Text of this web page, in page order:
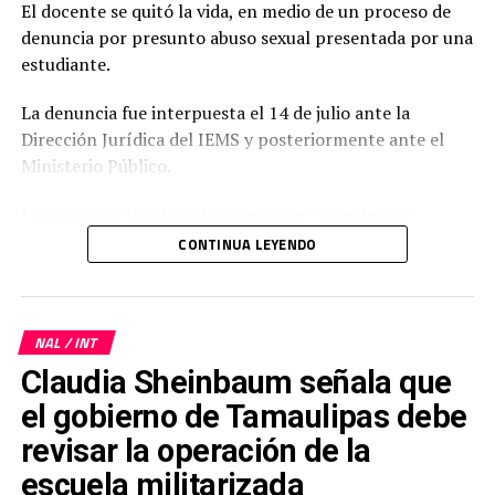
El docente se quitó la vida, en medio de un proceso de
denuncia por presunto abuso sexual presentada por una
estudiante.
La denuncia fue interpuesta el 14 de julio ante la
Dirección Jurídica del IEMS y posteriormente ante el
Ministerio Público.
indebidos en varias ocasiones durante actividades
escolares, lo que habría provocado una crisis de
ansiedad en la joven.
Horas antes de su muerte, Jasso Cruz difundió un video
de aproximadamente tres minutos y medio en redes
sociales, en el que rechazó categóricamente las
acusaciones, afirmó su inocencia y describió el proceso
como un desgaste emocional, profesional y económico
significativo.
CONTINUA LEYENDO
NAL / INT
Claudia Sheinbaum señala que
el gobierno de Tamaulipas debe
revisar la operación de la
escuela militarizada